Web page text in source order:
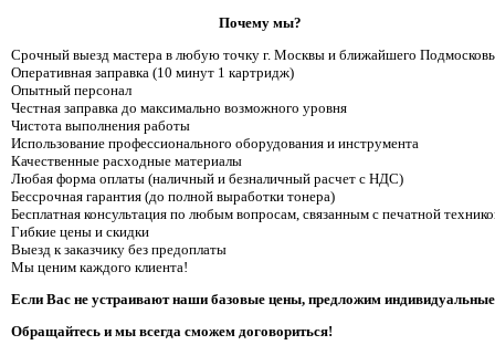
Почему мы?
Срочный выезд мастера в любую точку г. Москвы и ближайшего
Оперативная заправка (10 минут 1 картридж)
Опытный персонал
Честная заправка до максимально возможного уровня
Чистота выполнения работы
Использование профессионального оборудования и инструмента
Качественные расходные материалы
Любая форма оплаты (наличный и безналичный расчет с НДС)
Бессрочная гарантия (до полной выработки тонера)
Бесплатная консультация по любым вопросам, связанным с печатной
Гибкие цены и скидки
Выезд к заказчику без предоплаты
Мы ценим каждого клиента!
Если Вас не устраивают наши базовые цены, предложим
Обращайтесь и мы всегда сможем договориться!